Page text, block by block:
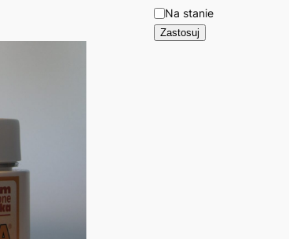
Dostępność
Na stanie
Zastosuj